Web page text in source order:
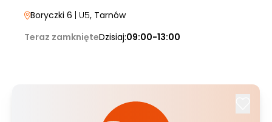
Boryczki 6 | U5, Tarnów
Teraz zamknięteDzisiaj:09:00-13:00